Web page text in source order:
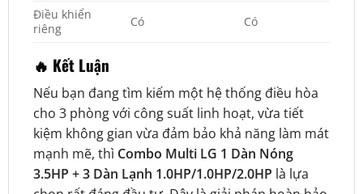
Điều khiển
riêng
Có Có
🔥 Kết Luận
Nếu bạn đang tìm kiếm một hệ thống điều hòa
cho 3 phòng với công suất linh hoạt, vừa tiết
kiệm không gian vừa đảm bảo khả năng làm mát
mạnh mẽ, thì Combo Multi LG 1 Dàn Nóng
3.5HP + 3 Dàn Lạnh 1.0HP/1.0HP/2.0HP là lựa